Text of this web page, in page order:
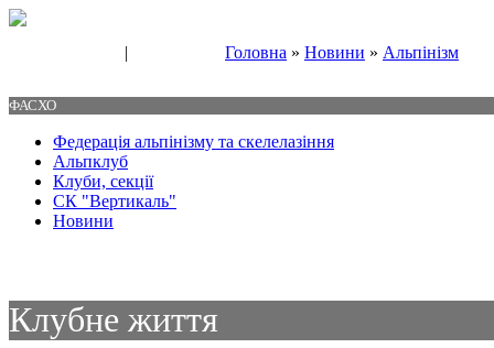
| Головна » Новини » Альпінізм
ФАСХО
Федерація альпінізму та скелелазіння
Альпклуб
Клуби, секції
СК "Вертикаль"
Новини
Клубне життя